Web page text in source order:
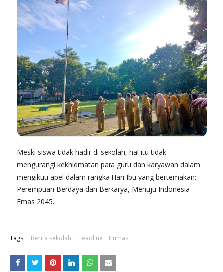
Meski siswa tidak hadir di sekolah, hal itu tidak
mengurangi kekhidmatan para guru dan karyawan dalam
mengikuti apel dalam rangka Hari Ibu yang bertemakan:
Perempuan Berdaya dan Berkarya, Menuju Indonesia
Emas 2045.
Tags: Berita sekolah Headline Humas